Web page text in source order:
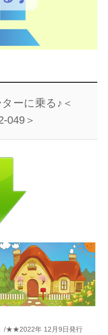
ーに乗る♪＜
049＞
/★★2022年 12月9日発行